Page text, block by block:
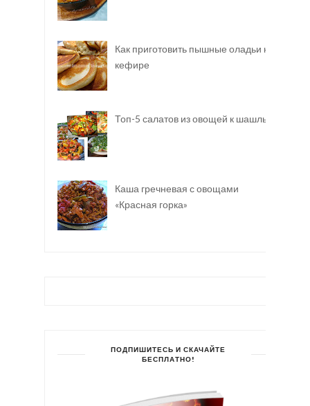
Как приготовить пышные оладьи на
кефире
Топ-5 салатов из овощей к шашлыку
Каша гречневая с овощами
«Красная горка»
ПОДПИШИТЕСЬ И СКАЧАЙТЕ
БЕСПЛАТНО!